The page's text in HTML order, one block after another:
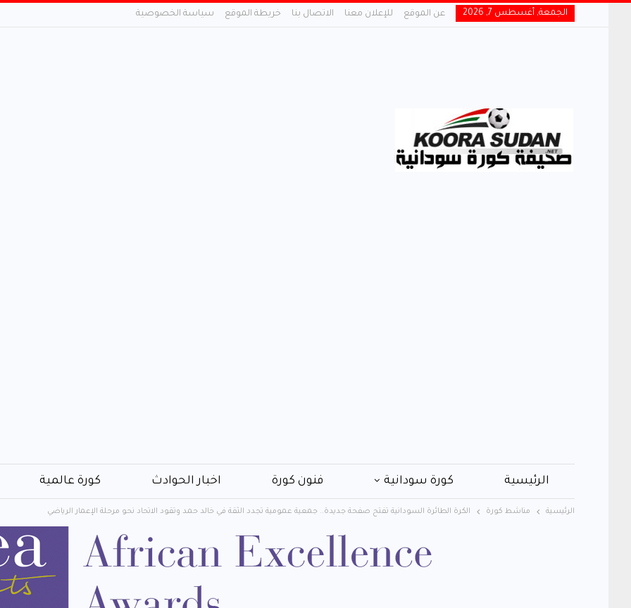
الجمعة, أغسطس 7, 2026 عن الموقع للإعلان معنا الاتصال بنا خريطة الموقع سياسة الخصوصية
الرئيسية كورة سودانية فنون كورة اخبار الحوادث كورة عالمية
الرئيسية مناشط كورة الكرة الطائرة السودانية تفتح صفحة جديدة.. جمعية عمومية تجدد الثقة في خالد حمد وتقود الاتحاد نحو مرحلة الإعمار الرياضي